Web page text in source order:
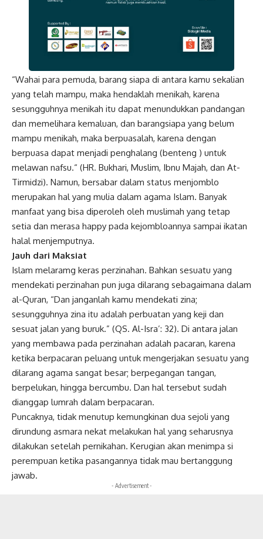
“Wahai para pemuda, barang siapa di antara kamu sekalian
yang telah mampu, maka hendaklah menikah, karena
sesungguhnya menikah itu dapat menundukkan pandangan
dan memelihara kemaluan, dan barangsiapa yang belum
mampu menikah, maka berpuasalah, karena dengan
berpuasa dapat menjadi penghalang (benteng ) untuk
melawan nafsu.“ (HR. Bukhari, Muslim, Ibnu Majah, dan At-
Tirmidzi). Namun, bersabar dalam status menjomblo
merupakan hal yang mulia dalam agama Islam. Banyak
manfaat yang bisa diperoleh oleh muslimah yang tetap
setia dan merasa happy pada kejombloannya sampai ikatan
halal menjemputnya.
Jauh dari Maksiat
Islam melaramg keras perzinahan. Bahkan sesuatu yang
mendekati perzinahan pun juga dilarang sebagaimana dalam
al-Quran, “Dan janganlah kamu mendekati zina;
sesungguhnya zina itu adalah perbuatan yang keji dan
sesuat jalan yang buruk.” (QS. Al-Isra’: 32). Di antara jalan
yang membawa pada perzinahan adalah pacaran, karena
ketika berpacaran peluang untuk mengerjakan sesuatu yang
dilarang agama sangat besar; berpegangan tangan,
berpelukan, hingga bercumbu. Dan hal tersebut sudah
dianggap lumrah dalam berpacaran.
Puncaknya, tidak menutup kemungkinan dua sejoli yang
dirundung asmara nekat melakukan hal yang seharusnya
dilakukan setelah pernikahan. Kerugian akan menimpa si
perempuan ketika pasangannya tidak mau bertanggung
jawab.
- Advertisement -